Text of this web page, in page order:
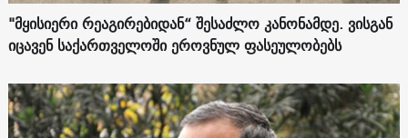
"მყისიერი რეაგირებიდან“ შესაძლო კანონამდე. ვისგან
იცავენ საქართველოში ეროვნულ ფასეულობებს